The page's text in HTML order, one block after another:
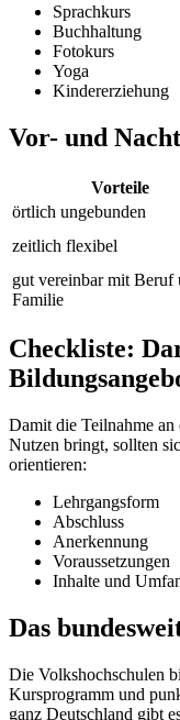
Sprachkurs
Buchhaltung
Fotokurs
Yoga
Kindererziehung
Vor- und
Vorteile
örtlich ungebunden
zeitlich flexibel
gut vereinbar mit Beruf
Familie
Checkliste:
Damit die Teilnahme
Nutzen bringt, sollten
orientieren:
Lehrgangsform
Abschluss
Anerkennung
Voraussetzungen
Inhalte und
Das
Die Volkshochschulen
Kursprogramm und
ganz Deutschland gibt